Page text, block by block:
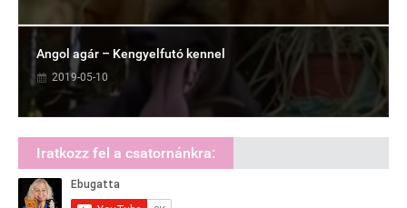
Angol agár – Kengyelfutó kennel
2019-05-10
Iratkozz fel a csatornánkra: